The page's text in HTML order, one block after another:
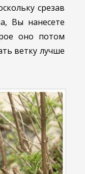
срезав
Вы нанесете
оно потом
ветку лучше